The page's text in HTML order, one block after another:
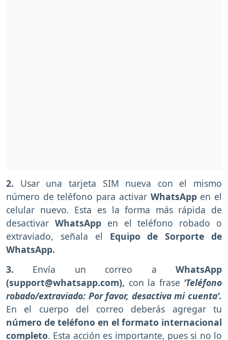
2. Usar una tarjeta SIM nueva con el mismo
número de teléfono para activar WhatsAppen el
celular nuevo. Esta es la forma más rápida de
desactivar WhatsAppen el teléfono robado o
extraviado, señala el Equipo de Sorporte de
WhatsApp.
3. Envía un correo aWhatsApp
(support@whatsapp.com), con la frase 'Teléfono
robado/extraviado: Por favor, desactiva mi cuenta'.
En el cuerpo del correo deberás agregar tu
número de teléfono en el formato internacional
completo. Esta acción es importante, pues si no lo